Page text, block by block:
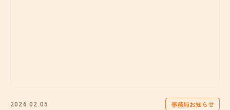
2026.02.05 事務局お知らせ